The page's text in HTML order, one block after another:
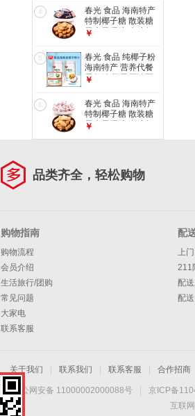
245ml*10
4
春光 食品 海南特产
特制椰子糖 散装糖
果水果硬糖 喜糖年
子糖 500g
￥
5
春光 食品 纯椰子粉
海南特产 营养代餐
早餐粉 椰子原汁固
粉2罐装
￥
6
春光 食品 海南特产
特制椰子糖 散装糖
果水果硬糖 喜糖年
￥
品类齐全，轻松购物
购物指南
购物流程
会员介绍
生活旅行/团购
常见问题
大家电
联系客服
配
上
211
配
配
关于我们 联系我们 联系客服 合作招商
京公网安备 11000002000088号 京ICP备
互联